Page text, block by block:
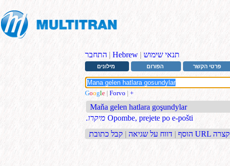
התחבר | Hebrew | תנאי שימוש
מילונים הפורום פרטי הקשר
Google | Forvo | +
Maňa gelen hatlara goşundylar
.מיקרו Opombe, prejete po e-pošti
הוסף | דווח על שגיאה | קבל כתובת URL קצרה